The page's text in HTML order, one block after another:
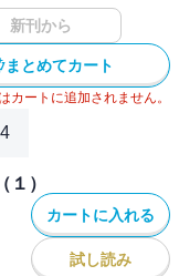
新刊から
まとめてカート
ートに追加されません。
4
）
カートに入れる
試し読み